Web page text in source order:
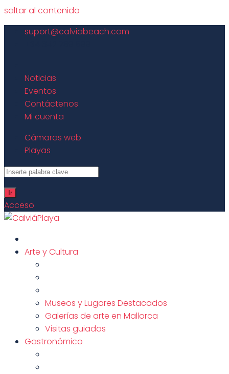
saltar al contenido
suport@calviabeach.com
Noticias
Eventos
Contáctenos
Mi cuenta
Cámaras web
Playas
Acceso
Arte y Cultura
Museos y Lugares Destacados
Galerías de arte en Mallorca
Visitas guiadas
Gastronómico